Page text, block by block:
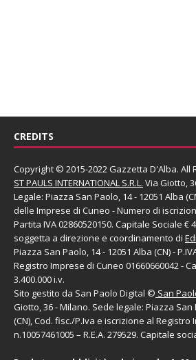
CREDITS
Copyright © 2015-2022 Gazzetta D'Alba. All
ST PAULS INTERNATIONAL S.R.L. Via Giotto,
Legale: Piazza San Paolo, 14 - 12051 Alba
delle Imprese di Cuneo - Numero di
Partita IVA 02860520150. Capitale Sociale €
soggetta a direzione e coordinamento di
Piazza San Paolo, 14 - 12051 Alba (CN) -
Registro Imprese di Cuneo 01660660042 -
3.400.000 i.v.
Sito gestito da San Paolo Digital © San
Giotto, 36 - Milano. Sede legale: Piazza San
(CN), Cod. fisc./P.Iva e iscrizione al Registro
n.10057461005 – R.E.A. 279529. Capitale